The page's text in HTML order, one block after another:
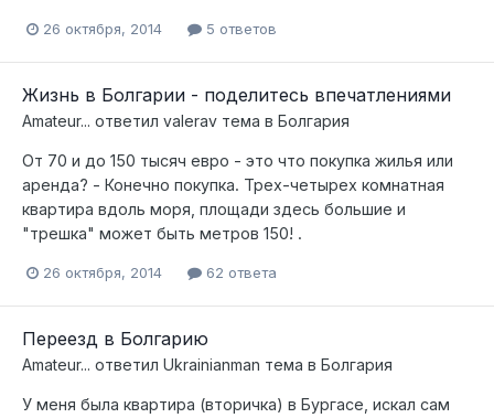
26 октября, 2014 5 ответов
Жизнь в Болгарии - поделитесь впечатлениями
Amateur... ответил valerav тема в Болгария
От 70 и до 150 тысяч евро - это что покупка жилья или
аренда? - Конечно покупка. Трех-четырех комнатная
квартира вдоль моря, площади здесь большие и
"трешка" может быть метров 150! .
26 октября, 2014 62 ответа
Переезд в Болгарию
Amateur... ответил Ukrainianman тема в Болгария
У меня была квартира (вторичка) в Бургасе, искал сам